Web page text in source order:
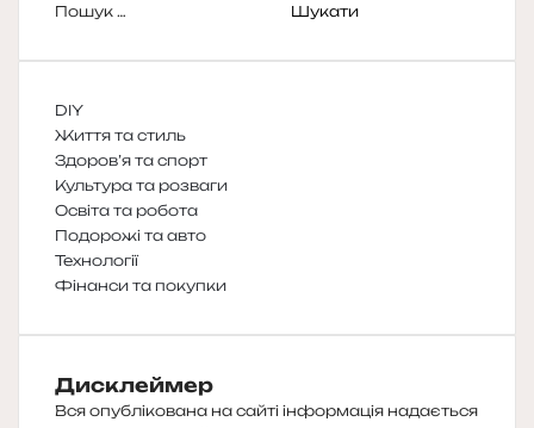
Пошук:
DIY
Життя та стиль
Здоров’я та спорт
Культура та розваги
Освіта та робота
Подорожі та авто
Технології
Фінанси та покупки
Дисклеймер
Вся опублікована на сайті інформація надається